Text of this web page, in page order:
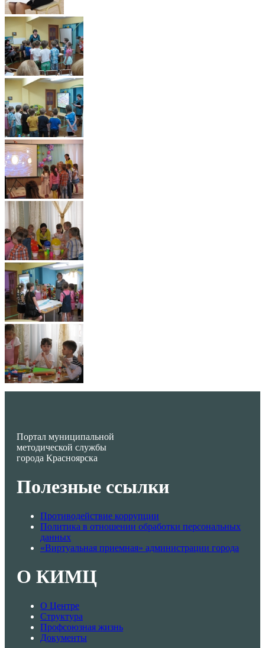
Портал муниципальной
методической службы
города Красноярска
Полезные ссылки
Противодействие коррупции
Политика в отношении обработки персональных
данных
«Виртуальная приемная» администрации города
О КИМЦ
О Центре
Структура
Профсоюзная жизнь
Документы